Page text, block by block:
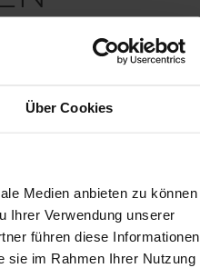
Über Cookies
Medien anbieten zu können
Ihrer Verwendung unserer
führen diese Informationen
sie im Rahmen Ihrer Nutzung